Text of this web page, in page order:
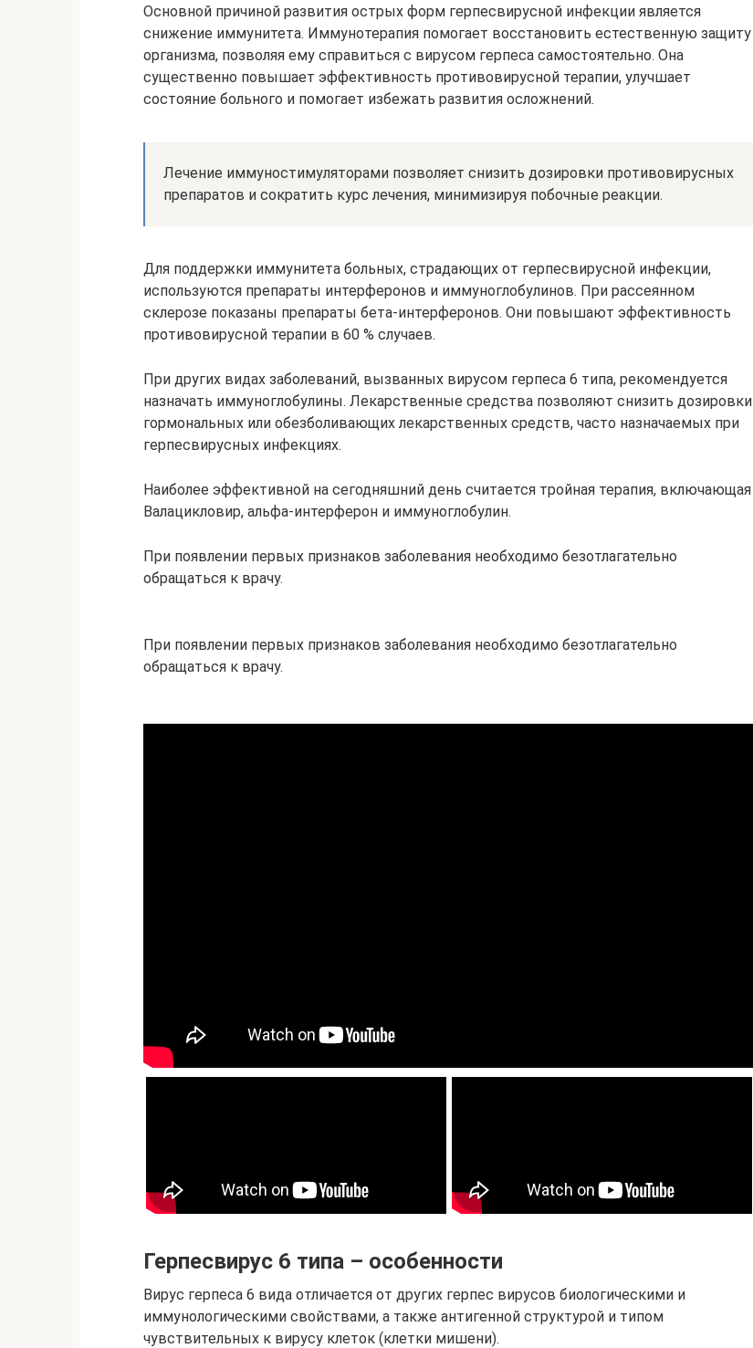
Основной причиной развития острых форм герпесвирусной инфекции является
снижение иммунитета. Иммунотерапия помогает восстановить естественную защиту
организма, позволяя ему справиться с вирусом герпеса самостоятельно. Она
существенно повышает эффективность противовирусной терапии, улучшает
состояние больного и помогает избежать развития осложнений.
Лечение иммуностимуляторами позволяет снизить дозировки противовирусных
препаратов и сократить курс лечения, минимизируя побочные реакции.
Для поддержки иммунитета больных, страдающих от герпесвирусной инфекции,
используются препараты интерферонов и иммуноглобулинов. При рассеянном
склерозе показаны препараты бета-интерферонов. Они повышают эффективность
противовирусной терапии в 60 % случаев.
При других видах заболеваний, вызванных вирусом герпеса 6 типа, рекомендуется
назначать иммуноглобулины. Лекарственные средства позволяют снизить дозировки
гормональных или обезболивающих лекарственных средств, часто назначаемых при
герпесвирусных инфекциях.
Наиболее эффективной на сегодняшний день считается тройная терапия, включающая
Валацикловир, альфа-интерферон и иммуноглобулин.
При появлении первых признаков заболевания необходимо безотлагательно
обращаться к врачу.
При появлении первых признаков заболевания необходимо безотлагательно
обращаться к врачу.
Герпесвирус 6 типа – особенности
Вирус герпеса 6 вида отличается от других герпес вирусов биологическими и
иммунологическими свойствами, а также антигенной структурой и типом
чувствительных к вирусу клеток (клетки мишени).